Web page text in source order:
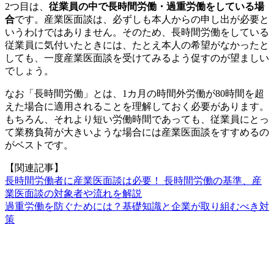
2つ目は、 従業員の中で長時間労働・過重労働をしている場
合です。産業医面談は、必ずしも本人からの申し出が必要と
いうわけではありません。そのため、長時間労働をしている
従業員に気付いたときには、たとえ本人の希望がなかったと
しても、一度産業医面談を受けてみるよう促すのが望ましい
でしょう。
なお「長時間労働」とは、1カ月の時間外労働が80時間を超
えた場合に適用されることを理解しておく必要があります。
もちろん、それより短い労働時間であっても、従業員にとっ
て業務負荷が大きいような場合には産業医面談をすすめるの
がベストです。
【関連記事】
長時間労働者に産業医面談は必要！ 長時間労働の基準、産
業医面談の対象者や流れを解説
過重労働を防ぐためには？基礎知識と企業が取り組むべき対
策